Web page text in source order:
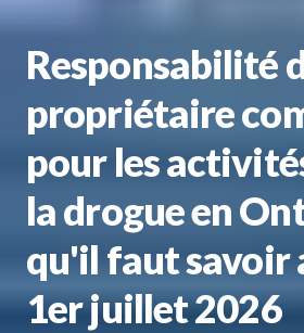
Responsabilité
propriétaire
pour les
la drogue en
qu'il faut savoir
1er juillet 2026